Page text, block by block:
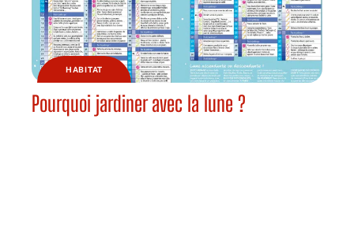
HABITAT
Pourquoi jardiner avec la lune ?